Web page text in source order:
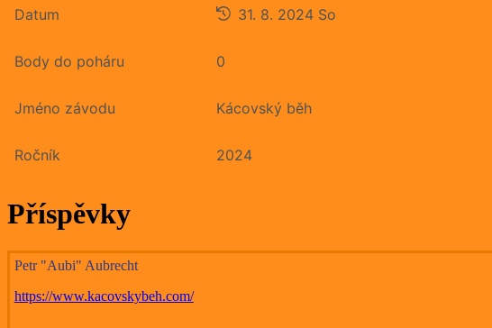
Datum 31. 8. 2024 So
Body do poháru 0
Jméno závodu Kácovský běh
Ročník 2024
Příspěvky
Petr "Aubi" Aubrecht
https://www.kacovskybeh.com/